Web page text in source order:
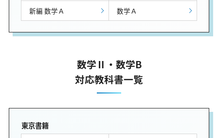
新編 数学Ａ
数学Ａ
数学Ⅱ・数学B
対応教科書一覧
東京書籍